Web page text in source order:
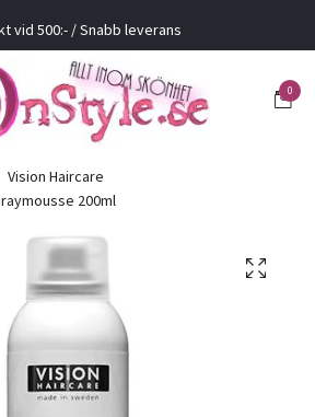
vid 500:- / Snabb leverans
0
Vision Haircare
200ml